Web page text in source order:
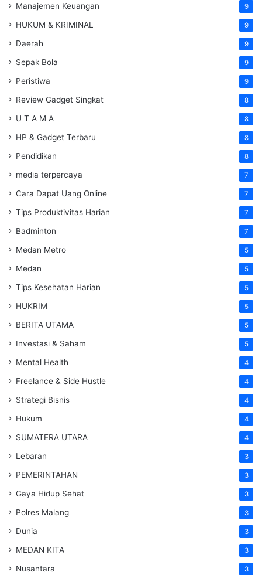
Manajemen Keuangan 9
HUKUM & KRIMINAL 9
Daerah 9
Sepak Bola 9
Peristiwa 9
Review Gadget Singkat 8
U T A M A 8
HP & Gadget Terbaru 8
Pendidikan 8
media terpercaya 7
Cara Dapat Uang Online 7
Tips Produktivitas Harian 7
Badminton 7
Medan Metro 5
Medan 5
Tips Kesehatan Harian 5
HUKRIM 5
BERITA UTAMA 5
Investasi & Saham 5
Mental Health 4
Freelance & Side Hustle 4
Strategi Bisnis 4
Hukum 4
SUMATERA UTARA 4
Lebaran 3
PEMERINTAHAN 3
Gaya Hidup Sehat 3
Polres Malang 3
Dunia 3
MEDAN KITA 3
Nusantara 3